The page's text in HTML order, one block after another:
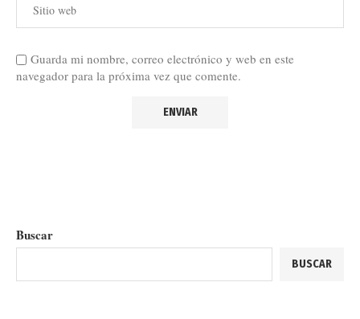
Guarda mi nombre, correo electrónico y web en este
navegador para la próxima vez que comente.
Buscar
BUSCAR